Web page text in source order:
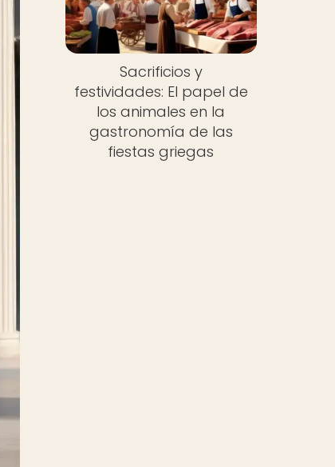
Sacrificios y
festividades: El papel de
los animales en la
gastronomía de las
fiestas griegas